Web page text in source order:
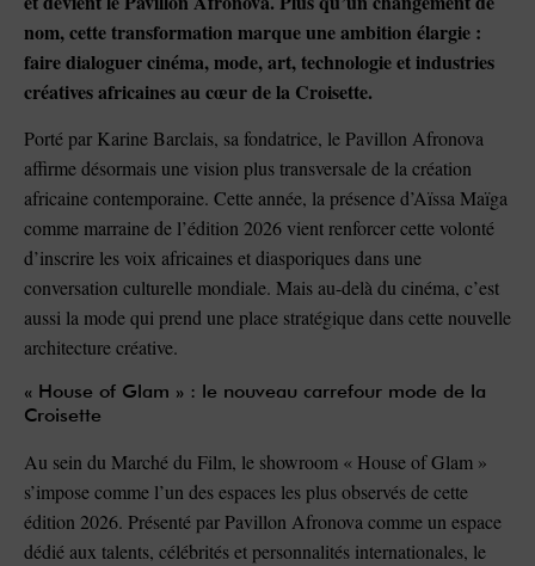
nom, cette transformation marque une ambition élargie :
faire dialoguer cinéma, mode, art, technologie et industries
créatives africaines au cœur de la Croisette.
Porté par Karine Barclais, sa fondatrice, le Pavillon Afronova
affirme désormais une vision plus transversale de la création
africaine contemporaine. Cette année, la présence d’Aïssa Maïga
comme marraine de l’édition 2026 vient renforcer cette volonté
d’inscrire les voix africaines et diasporiques dans une
conversation culturelle mondiale. Mais au-delà du cinéma, c’est
aussi la mode qui prend une place stratégique dans cette nouvelle
architecture créative.
« House of Glam » : le nouveau carrefour mode de la
Croisette
Au sein du Marché du Film, le showroom « House of Glam »
s’impose comme l’un des espaces les plus observés de cette
édition 2026. Présenté par Pavillon Afronova comme un espace
dédié aux talents, célébrités et personnalités internationales, le